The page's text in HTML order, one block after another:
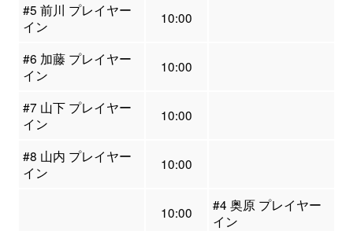
#5 前川 プレイヤー
イン
10:00
#6 加藤 プレイヤー
イン
10:00
#7 山下 プレイヤー
イン
10:00
#8 山内 プレイヤー
イン
10:00
10:00
#4 奥原 プレイヤー
イン